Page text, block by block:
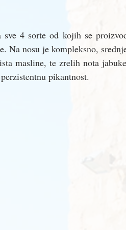
4 sorte od kojih se
Na nosu je kompleksno,
masline, te zrelih nota
pikantnost.